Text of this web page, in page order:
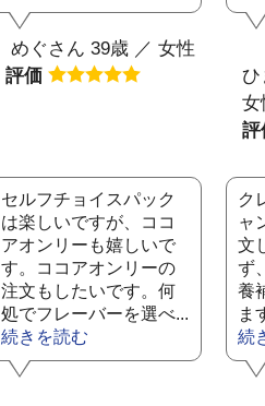
めぐさん 39歳 ／ 女性
評価
ひ
女
セルフチョイスパック
は楽しいですが、ココ
アオンリーも嬉しいで
す。ココアオンリーの
注文もしたいです。何
処でフレーバーを選べ...
続きを読む
ク
ャ
文
ず
養
ま
続